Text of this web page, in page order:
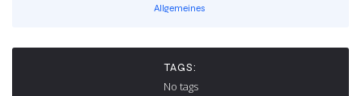
Allgemeines
TAGS:
No tags